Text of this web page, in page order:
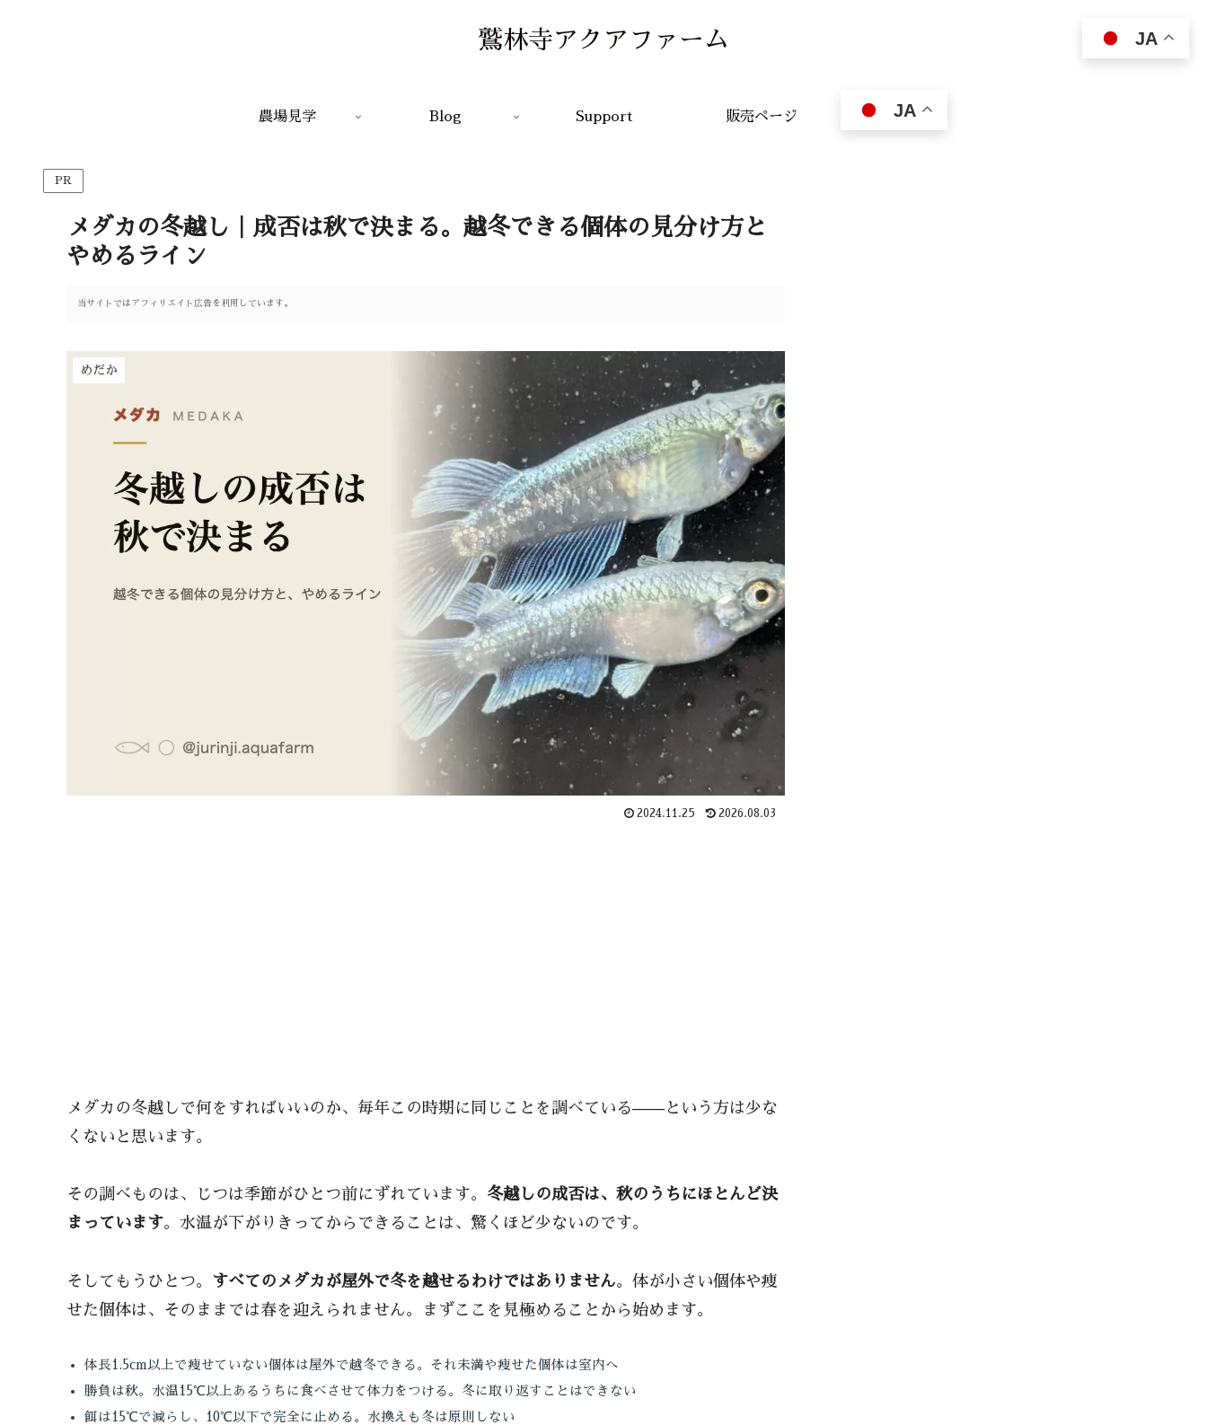
鷲林寺アクアファーム
農場見学 Blog Support 販売ページ JA
PR
メダカの冬越し｜成否は秋で決まる。越冬できる個体の見分け方と
やめるライン
当サイトではアフィリエイト広告を利用しています。
めだか
2024.11.25 2026.08.03
メダカの冬越しで何をすればいいのか、毎年この時期に同じことを調べている——という方は少な
くないと思います。
その調べものは、じつは季節がひとつ前にずれています。 冬越しの成否は、秋のうちにほとんど決
まっています。水温が下がりきってからできることは、驚くほど少ないのです。
そしてもうひとつ。 すべてのメダカが屋外で冬を越せるわけではありません。体が小さい個体や痩
せた個体は、そのままでは春を迎えられません。まずここを見極めることから始めます。
体長1.5cm以上で痩せていない個体は屋外で越冬できる。それ未満や痩せた個体は室内へ
勝負は秋。水温15℃以上あるうちに食べさせて体力をつける。冬に取り返すことはできない
餌は15℃で減らし、10℃以下で完全に止める。水換えも冬は原則しない
JA